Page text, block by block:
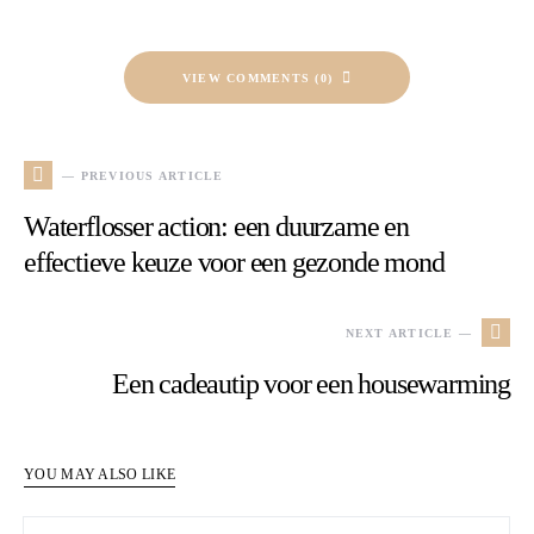
VIEW COMMENTS (0)
— PREVIOUS ARTICLE
Waterflosser action: een duurzame en
effectieve keuze voor een gezonde mond
NEXT ARTICLE —
Een cadeautip voor een housewarming
YOU MAY ALSO LIKE